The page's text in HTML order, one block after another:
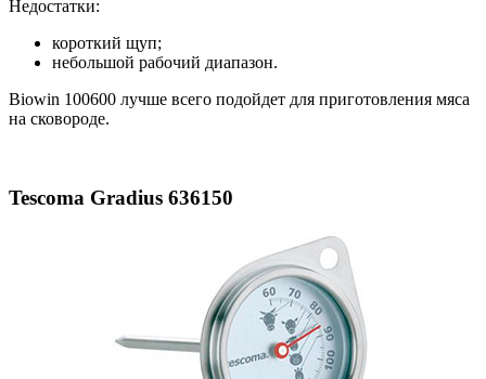
Недостатки:
короткий щуп;
небольшой рабочий диапазон.
Biowin 100600 лучше всего подойдет для приготовления мяса
на сковороде.
Tescoma Gradius 636150